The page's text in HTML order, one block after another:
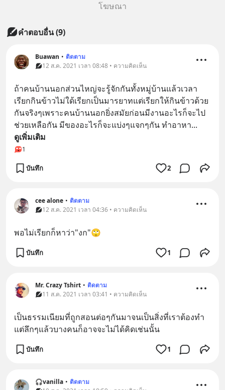
โฆษณา
คำตอบอื่น(9)
Buawan • ติดตาม
12 ส.ค. 2021 เวลา 08:48 • ความคิดเห็น
ถ้าคนบ้านนอกส่วนไหญ่จะรู้จักกันทั้งหมู่บ้านแล้วเวลา
เรียกกินข้าวไม่ใด้เรียกเป็นมารยาทแต่เรียกให้กินข้าวด้วย
กันจริงๆเพราะคนบ้านนอกยิ่งสมัยก่อนมีงานอะไรก็จะไป
ช่วยเหลือกัน มีของอะไรก็จะแบ่งๆแจกๆกัน ทำอาหา...
ดูเพิ่มเติม
1
บันทึก 2
cee alone • ติดตาม
12 ส.ค. 2021 เวลา 04:36 • ความคิดเห็น
พอไม่เรียกก็หาว่า"งก"🙄
บันทึก 1
Mr. Crazy Tshirt • ติดตาม
11 ส.ค. 2021 เวลา 03:41 • ความคิดเห็น
เป็นธรรมเนียมที่ถูกสอนต่อๆกันมาจนเป็นสิ่งที่เราต้องทำ
แต่ลึกๆแล้วบางคนก็อาจจะไม่ได้คิดเช่นนั้น
บันทึก 1
🎧vanilla • ติดตาม